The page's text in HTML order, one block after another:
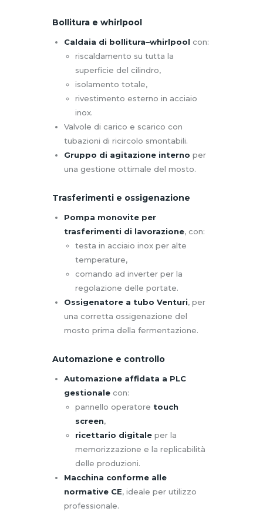
Bollitura e whirlpool
Caldaia di bollitura–whirlpool con:
riscaldamento su tutta la
superficie del cilindro,
isolamento totale,
rivestimento esterno in acciaio
inox.
Valvole di carico e scarico con
tubazioni di ricircolo smontabili.
Gruppo di agitazione interno per
una gestione ottimale del mosto.
Trasferimenti e ossigenazione
Pompa monovite per
trasferimenti di lavorazione, con:
testa in acciaio inox per alte
temperature,
comando ad inverter per la
regolazione delle portate.
Ossigenatore a tubo Venturi, per
una corretta ossigenazione del
mosto prima della fermentazione.
Automazione e controllo
Automazione affidata a PLC
gestionalecon:
pannello operatore touch
screen,
ricettario digitale per la
memorizzazione e la replicabilità
delle produzioni.
Macchina conforme alle
normative CE, ideale per utilizzo
professionale.